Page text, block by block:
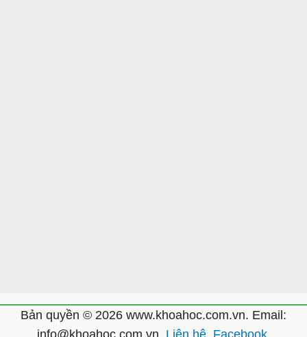
Bản quyền © 2026 www.khoahoc.com.vn. Email:
info@khoahoc.com.vn. Liên hệ. Facebook.